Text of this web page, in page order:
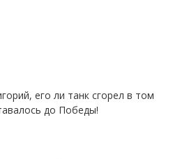
его ли танк сгорел в том
до Победы!